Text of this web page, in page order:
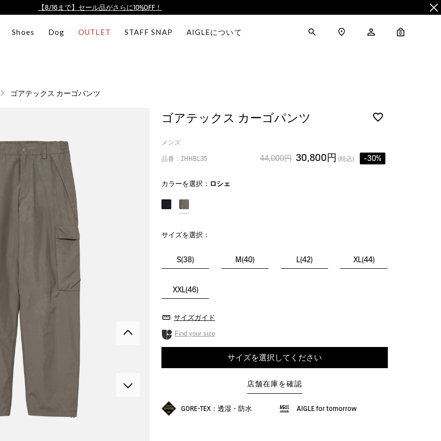
【最大50%OFF】FINAL SALEがスタート！
AIGLE CLUB ポイントサービス終了のお知らせ
AIGLE CLUB ポイントサービス終了のお知らせ
Shoes Dog OUTLET STAFF SNAP AIGLEについて 0
ゴアテックス カーゴパンツ
ゴアテックス カーゴパンツ
メンズ
品番：ZHHBL35 44,000円 30,800円 (税込) -30%
カラーを選択： ロシェ
サイズを選択：
S(38) M(40) L(42) XL(44)
XXL(46)
サイズガイド
Find your size
サイズを選択してください
店舗在庫を確認
GORE-TEX：透湿・防水 AIGLE for tomorrow